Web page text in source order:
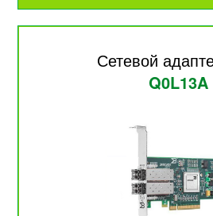
Сетевой
Q0L13A